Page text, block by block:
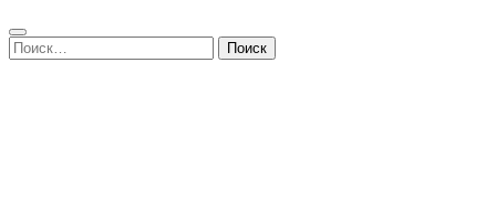
Найти: